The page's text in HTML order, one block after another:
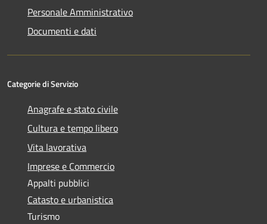
Personale Amministrativo
Documenti e dati
Categorie di Servizio
Anagrafe e stato civile
Cultura e tempo libero
Vita lavorativa
Imprese e Commercio
Appalti pubblici
Catasto e urbanistica
Turismo